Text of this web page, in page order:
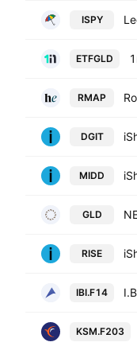
ISPY
ETFGLD
RMAP
DGIT
MIDD
GLD
RISE
IBI.F14
KSM.F203